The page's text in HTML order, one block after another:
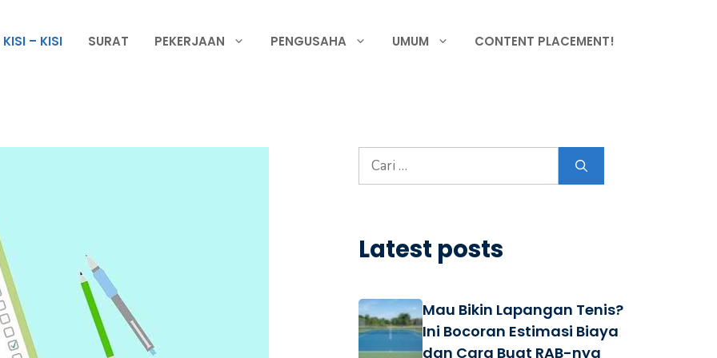
KISI – KISI SURAT PEKERJAAN PENGUSAHA UMUM CONTENT PLACEMENT!
Cari
untuk:
Latest posts
Mau Bikin Lapangan Tenis?
Ini Bocoran Estimasi Biaya
dan Cara Buat RAB-nya